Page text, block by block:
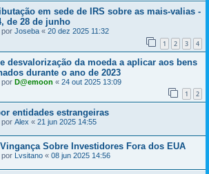
em sede de IRS sobre as mais-valias -
de 28 de junho
por Joseba « 20 dez 2025 11:32
1 2 3 4
desvalorização da moeda a aplicar aos bens
durante o ano de 2023
por D@emoon « 24 out 2025 13:09
1 2
entidades estrangeiras
por Alex « 21 jun 2025 14:55
Sobre Investidores Fora dos EUA
por Lvsitano « 08 jun 2025 14:56